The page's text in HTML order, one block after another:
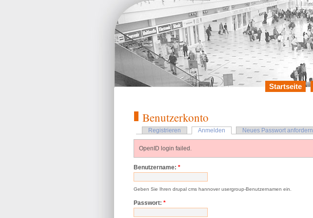
Startseite
Benutzerkonto
Registrieren Anmelden Neues Passwort anfordern
OpenID login failed.
Benutzername: *
Geben Sie Ihren drupal cms hannover usergroup-Benutzernamen ein.
Passwort: *